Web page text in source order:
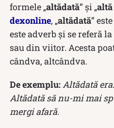
formele „altădată” și „
dexonline, „altădată”
este adverb și se referă
sau din viitor. Acesta
cândva, altcândva.
De exemplu: Altădată
Altădată să nu-mi mai
mergi afară.